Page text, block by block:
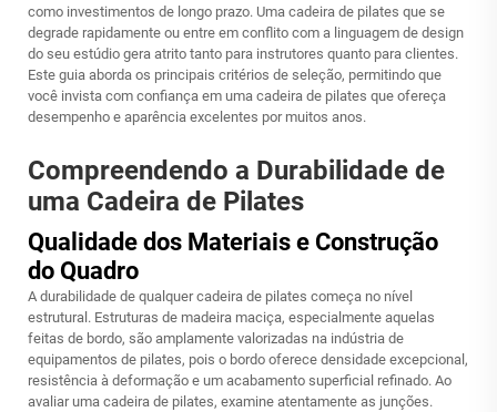
como investimentos de longo prazo. Uma cadeira de pilates que se
degrade rapidamente ou entre em conflito com a linguagem de design
do seu estúdio gera atrito tanto para instrutores quanto para clientes.
Este guia aborda os principais critérios de seleção, permitindo que
você invista com confiança em uma cadeira de pilates que ofereça
desempenho e aparência excelentes por muitos anos.
Compreendendo a Durabilidade de
uma Cadeira de Pilates
Qualidade dos Materiais e Construção
do Quadro
A durabilidade de qualquer cadeira de pilates começa no nível
estrutural. Estruturas de madeira maciça, especialmente aquelas
feitas de bordo, são amplamente valorizadas na indústria de
equipamentos de pilates, pois o bordo oferece densidade excepcional,
resistência à deformação e um acabamento superficial refinado. Ao
avaliar uma cadeira de pilates, examine atentamente as junções.